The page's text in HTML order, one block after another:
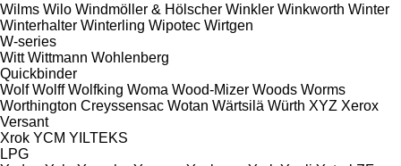
Wilms Wilo Windmöller & Hölscher Winkler Winkworth Winter
Winterhalter Winterling Wipotec Wirtgen
W-series
Witt Wittmann Wohlenberg
Quickbinder
Wolf Wolff Wolfking Woma Wood-Mizer Woods Worms
Worthington Creyssensac Wotan Wärtsilä Würth XYZ Xerox
Versant
Xrok YCM YILTEKS
LPG